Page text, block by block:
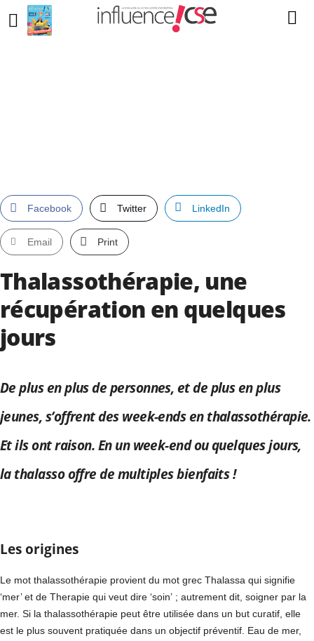
Facebook Twitter LinkedIn
Email Print
Thalassothérapie, une
récupération en quelques
jours
De plus en plus de personnes, et de plus en plus
jeunes, s’offrent des week-ends en thalassothérapie.
Et ils ont raison. En un week-end ou quelques jours,
la thalasso offre de multiples bienfaits !
Les origines
Le mot thalassothérapie provient du mot grec Thalassa qui signifie
‘mer’ et de Therapie qui veut dire ‘soin’ ; autrement dit, soigner par la
mer. Si la thalassothérapie peut être utilisée dans un but curatif, elle
est le plus souvent pratiquée dans un objectif préventif. Eau de mer,